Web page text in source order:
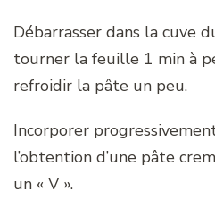
Débarrasser dans la cuve
tourner la feuille 1 min à
refroidir la pâte un peu.
Incorporer
l’obtention d’une pâte
un « V ».